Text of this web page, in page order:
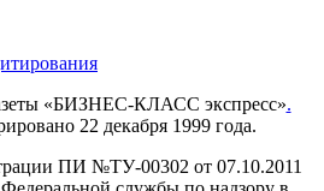
«БИЗНЕС-КЛАСС экспресс».
22 декабря 1999 года.
ПИ №ТУ-00302 от 07.10.2011